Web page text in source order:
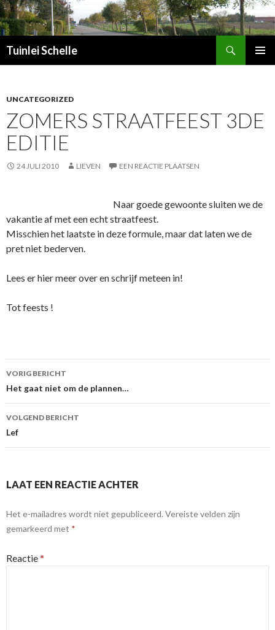
Tuinlei Schelle
UNCATEGORIZED
ZOMERS STRAATFEEST 3DE
EDITIE
24 JULI 2010 LIEVEN EEN REACTIE PLAATSEN
Naar goede gewoonte sluiten we de
vakantie af met een echt straatfeest.
Misschien het laatste in deze formule, maar dat laten we de
pret niet bederven.
Lees er hier meer over en schrijf meteen in!
Tot feests !
Berichtnavigatie
VORIG BERICHT
Het gaat niet om de plannen…
VOLGEND BERICHT
Lef
LAAT EEN REACTIE ACHTER
Het e-mailadres wordt niet gepubliceerd. Vereiste velden zijn
gemarkeerd met *
Reactie*